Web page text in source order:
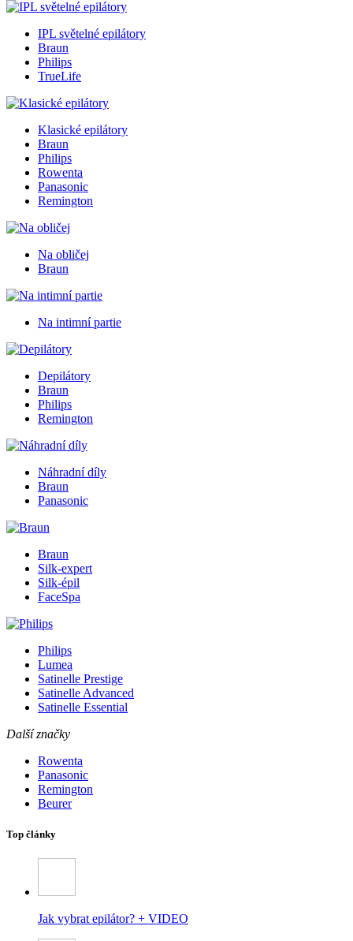
IPL světelné epilátory
Braun
Philips
TrueLife
Klasické epilátory
Braun
Philips
Rowenta
Panasonic
Remington
Na obličej
Braun
Na intimní partie
Depilátory
Braun
Philips
Remington
Náhradní díly
Braun
Panasonic
Braun
Silk-expert
Silk-épil
FaceSpa
Philips
Lumea
Satinelle Prestige
Satinelle Advanced
Satinelle Essential
Další značky
Rowenta
Panasonic
Remington
Beurer
Top články
Jak vybrat epilátor? + VIDEO